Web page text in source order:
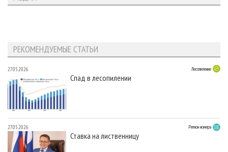
РЕКОМЕНДУЕМЫЕ СТАТЬИ
27.05.2026 Лесопиление
Спад в лесопилении
27.05.2026 Регион номера
Ставка на лиственницу